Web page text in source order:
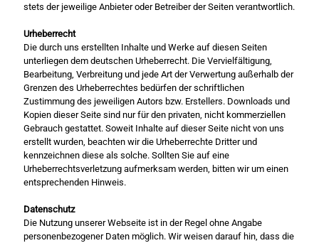
stets der jeweilige Anbieter oder Betreiber der Seiten verantwortlich.
Urheberrecht
Die durch uns erstellten Inhalte und Werke auf diesen Seiten
unterliegen dem deutschen Urheberrecht. Die Vervielfältigung,
Bearbeitung, Verbreitung und jede Art der Verwertung außerhalb der
Grenzen des Urheberrechtes bedürfen der schriftlichen
Zustimmung des jeweiligen Autors bzw. Erstellers. Downloads und
Kopien dieser Seite sind nur für den privaten, nicht kommerziellen
Gebrauch gestattet. Soweit Inhalte auf dieser Seite nicht von uns
erstellt wurden, beachten wir die Urheberrechte Dritter und
kennzeichnen diese als solche. Sollten Sie auf eine
Urheberrechtsverletzung aufmerksam werden, bitten wir um einen
entsprechenden Hinweis.
Datenschutz
Die Nutzung unserer Webseite ist in der Regel ohne Angabe
personenbezogener Daten möglich. Wir weisen darauf hin, dass die